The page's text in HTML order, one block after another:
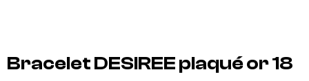
Bracelet DESIREE plaqué or 18